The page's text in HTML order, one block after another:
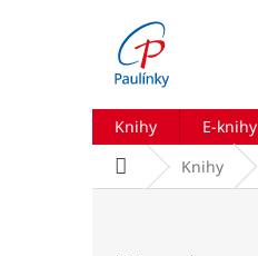
Knihy E-knihy
Domů Knihy